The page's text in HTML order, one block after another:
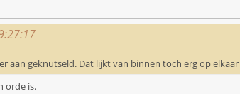
aan geknutseld. Dat lijkt van binnen toch erg op
orde is.